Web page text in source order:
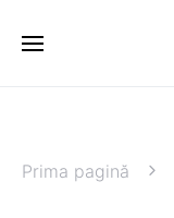
Prima pagină